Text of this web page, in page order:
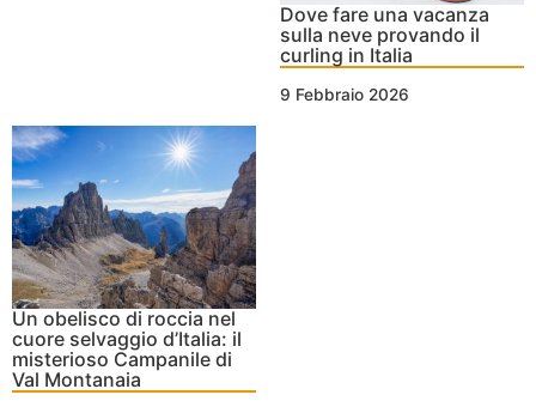
Dove fare una vacanza
sulla neve provando il
curling in Italia
9 Febbraio 2026
Un obelisco di roccia nel
cuore selvaggio d’Italia: il
misterioso Campanile di
Val Montanaia